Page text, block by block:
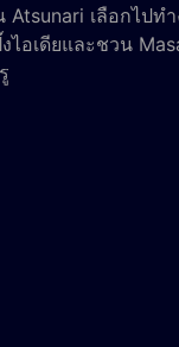
เลือกไปท
อเดียและชวน